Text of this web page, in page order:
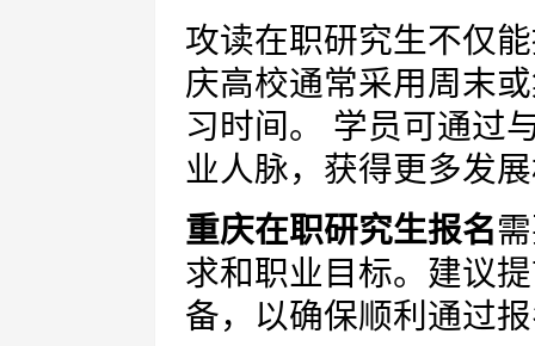
攻读在职研究生不仅
庆高校通常采用周末
习时间。 学员可通过
业人脉，获得更多发
重庆在职研究生报名
求和职业目标。建议
备，以确保顺利通过